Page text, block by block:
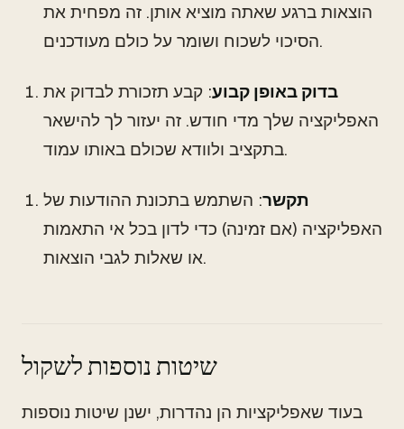
הוצאות ברגע שאתה מוציא אותן. זה מפחית את
הסיכוי לשכוח ושומר על כולם מעודכנים.
בדוק באופן קבוע: קבע תזכורת לבדוק את
האפליקציה שלך מדי חודש. זה יעזור לך להישאר
בתקציב ולוודא שכולם באותו עמוד.
תקשר: השתמש בתכונת ההודעות של
האפליקציה (אם זמינה) כדי לדון בכל אי התאמות
או שאלות לגבי הוצאות.
שיטות נוספות לשקול
בעוד שאפליקציות הן נהדרות, ישנן שיטות נוספות